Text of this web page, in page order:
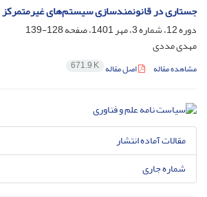
جستاری در قانونمندسازی سیستم‌های غیرمتمرکز
دوره 12، شماره 3، مهر 1401، صفحه
128-139
مهدی مددی
مشاهده مقاله اصل مقاله 671.9 K
مقالات آماده انتشار
شماره جاری